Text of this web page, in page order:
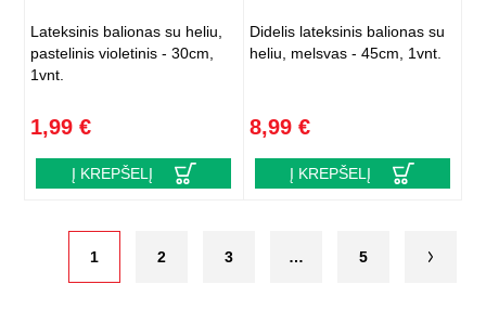
Lateksinis balionas su heliu,
pastelinis violetinis - 30cm,
1vnt.
1,99 €
Į KREPŠELĮ
Didelis lateksinis balionas su
heliu, melsvas - 45cm, 1vnt.
8,99 €
Į KREPŠELĮ
1 2 3 … 5